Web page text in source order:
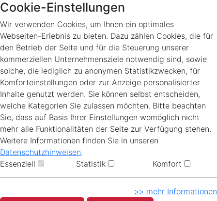
Cookie-Einstellungen
Wir verwenden Cookies, um Ihnen ein optimales
Webseiten-Erlebnis zu bieten. Dazu zählen Cookies, die für
den Betrieb der Seite und für die Steuerung unserer
kommerziellen Unternehmensziele notwendig sind, sowie
solche, die lediglich zu anonymen Statistikzwecken, für
Komforteinstellungen oder zur Anzeige personalisierter
Inhalte genutzt werden. Sie können selbst entscheiden,
welche Kategorien Sie zulassen möchten. Bitte beachten
Sie, dass auf Basis Ihrer Einstellungen womöglich nicht
mehr alle Funktionalitäten der Seite zur Verfügung stehen.
Weitere Informationen finden Sie in unseren
Datenschutzhinweisen.
Essenziell
Statistik Komfort
>> mehr Informationen